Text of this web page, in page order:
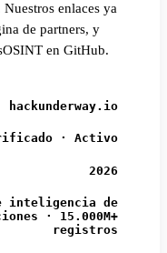
enlaces ya
de partners, y
en GitHub.
hackunderway.io
· Activo
2026
inteligencia de
· 15.000M+
registros